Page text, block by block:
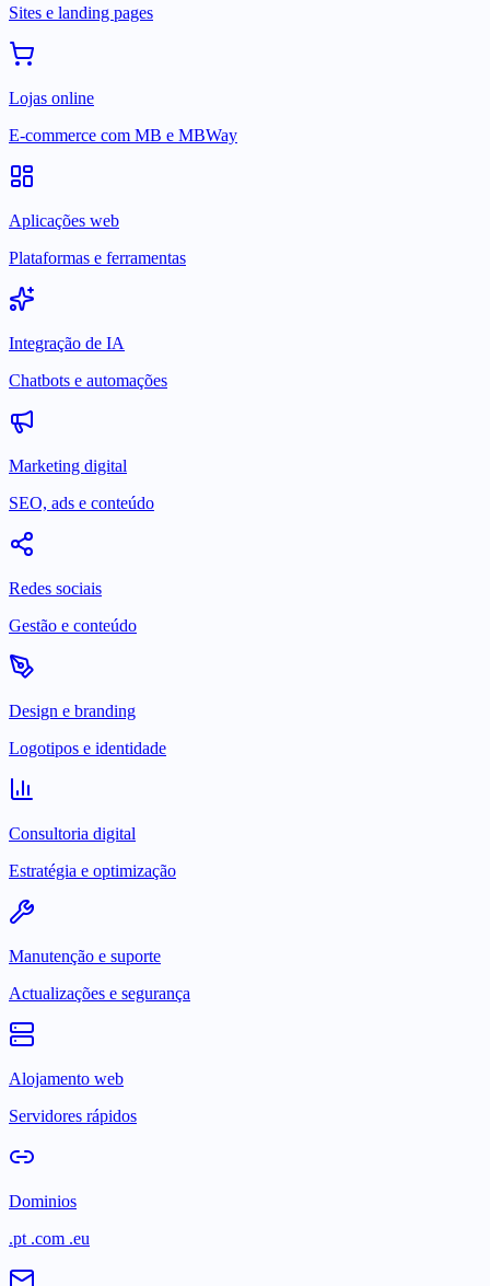
Sites e landing pages
Lojas online
E-commerce com MB e MBWay
Aplicações web
Plataformas e ferramentas
Integração de IA
Chatbots e automações
Marketing digital
SEO, ads e conteúdo
Redes sociais
Gestão e conteúdo
Design e branding
Logotipos e identidade
Consultoria digital
Estratégia e optimização
Manutenção e suporte
Actualizações e segurança
Alojamento web
Servidores rápidos
Dominios
.pt .com .eu